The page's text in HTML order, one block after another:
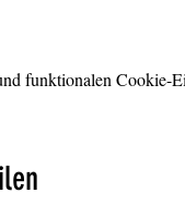
funktionalen Cookie-